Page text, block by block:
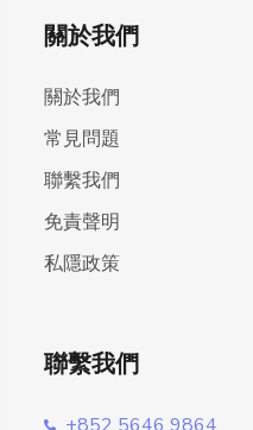
關於我們
關於我們
常見問題
聯繫我們
免責聲明
私隱政策
聯繫我們